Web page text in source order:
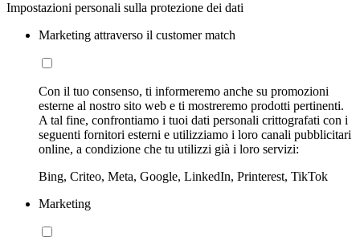
Impostazioni personali sulla protezione dei dati
Marketing attraverso il customer match
Con il tuo consenso, ti informeremo anche su promozioni
esterne al nostro sito web e ti mostreremo prodotti pertinenti.
A tal fine, confrontiamo i tuoi dati personali crittografati con i
seguenti fornitori esterni e utilizziamo i loro canali pubblicitari
online, a condizione che tu utilizzi già i loro servizi:
Bing, Criteo, Meta, Google, LinkedIn, Printerest, TikTok
Marketing